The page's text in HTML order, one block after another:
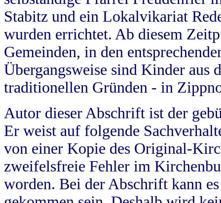
Stabitz und ein Lokalvikariat
wurden errichtet. Ab diesem
Gemeinden, in den
Übergangsweise sind Kinder aus
traditionellen Gründen - in
Autor dieser Abschrift ist der
Er weist auf folgende
von einer Kopie des Original-
zweifelsfreie Fehler im
worden. Bei der Abschrift kann